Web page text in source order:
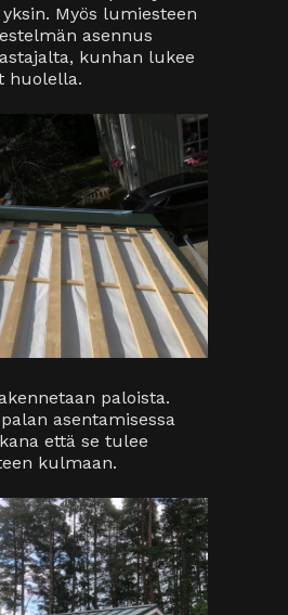
Myös lumiesteen
asennus
kunhan lukee
huolella.
paloista.
asentamisessa
että se tulee
kulmaan.